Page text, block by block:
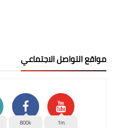
مواقع التواصل الاجتماعي
1m
800k